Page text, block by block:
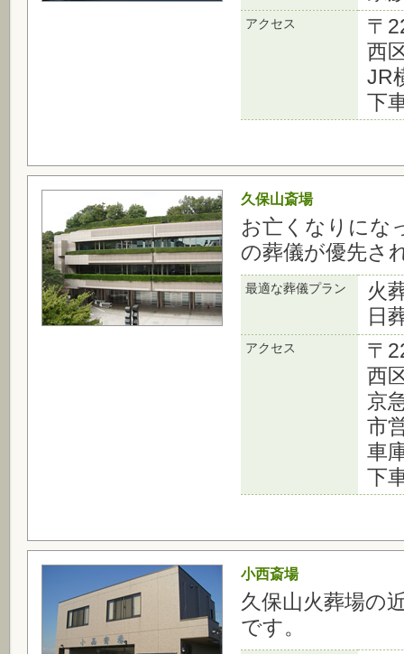
アクセス
〒
西
JR
下
久保山斎場
お亡くなりにな
の葬儀が優先さ
最適な葬儀プラン
火
日
アクセス
〒
西
京
市
車
下
小西斎場
久保山火葬場の
です。